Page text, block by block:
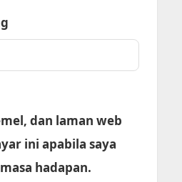
dan laman web
ini apabila saya
hadapan.